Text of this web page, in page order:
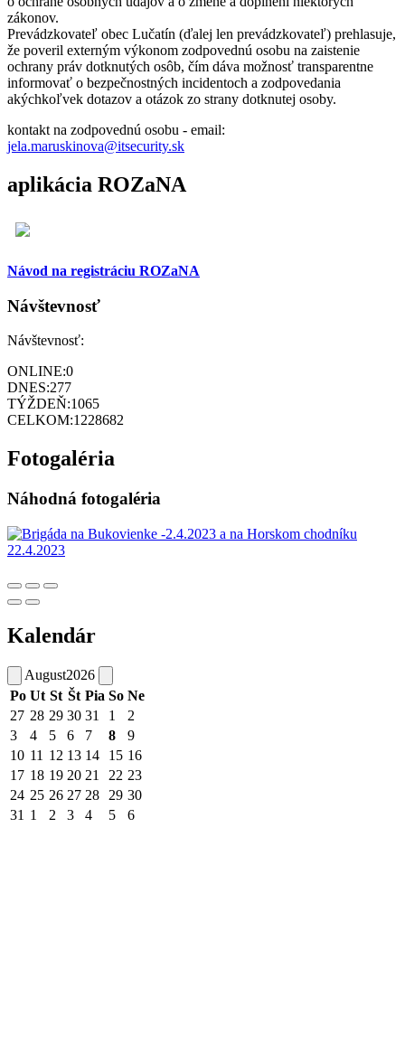
zákonov.
Prevádzkovateľ obec Lučatín (ďalej len prevádzkovateľ) prehlasuje,
že poveril externým výkonom zodpovednú osobu na zaistenie
ochrany práv dotknutých osôb, čím dáva možnosť transparentne
informovať o bezpečnostných incidentoch a zodpovedania
akýchkoľvek dotazov a otázok zo strany dotknutej osoby.
kontakt na zodpovednú osobu - email:
jela.maruskinova@itsecurity.sk
aplikácia ROZaNA
Návod na registráciu ROZaNA
Návštevnosť
Návštevnosť:
ONLINE:0
DNES:277
TÝŽDEŇ:1065
CELKOM:1228682
Fotogaléria
Náhodná fotogaléria
Kalendár
August2026
Po Ut St Št Pia So Ne
27 28 29 30 31 1
2
3
4 5 6 7 8
9
10 11 12 13 14 15 16
17 18 19 20 21 22 23
24 25 26 27 28 29 30
31 1 2 3 4 5 6